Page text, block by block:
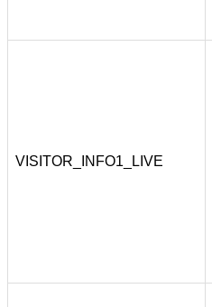
VISITOR_INFO1_LIVE